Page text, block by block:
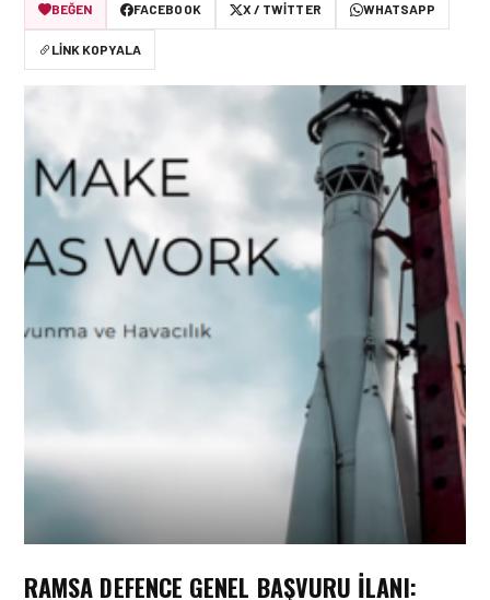
BEĞEN
FACEBOOK X / TWITTER WHATSAPP
LINK KOPYALA
RAMSA DEFENCE GENEL BAŞVURU İLANI: